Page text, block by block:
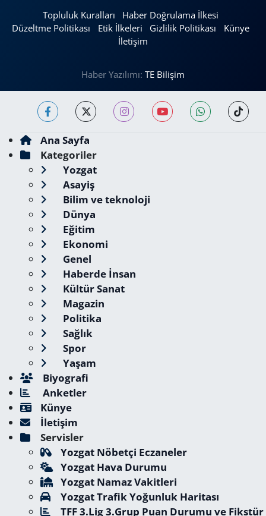
Topluluk Kuralları
Haber Doğrulama İlkesi
Düzeltme Politikası
Etik İlkeleri Gizlilik Politikası
Künye
İletişim
Haber Yazılımı: TE Bilişim
Ana Sayfa
Kategoriler
Yozgat
Asayiş
Bilim ve teknoloji
Dünya
Eğitim
Ekonomi
Genel
Haberde İnsan
Kültür Sanat
Magazin
Politika
Sağlık
Spor
Yaşam
Biyografi
Anketler
Künye
İletişim
Servisler
Yozgat Nöbetçi Eczaneler
Yozgat Hava Durumu
Yozgat Namaz Vakitleri
Yozgat Trafik Yoğunluk Haritası
TFF 3.Lig 3.Grup Puan Durumu ve Fikstür